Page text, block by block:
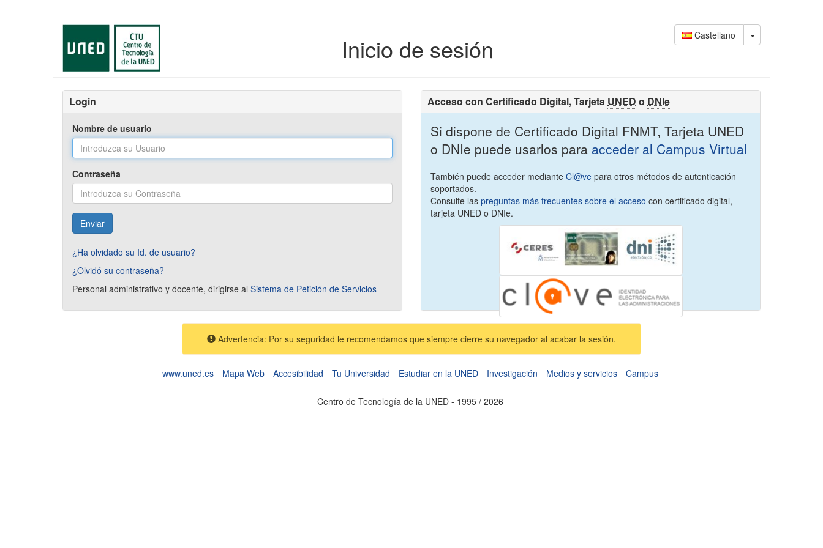
Castellano
Inicio de sesión
Login
Nombre de usuario
Contraseña
¿Ha olvidado su Id. de usuario?
¿Olvidó su contraseña?
Personal administrativo y docente, dirigirse al Sistema de Petición de Servicios
Acceso con Certificado Digital, Tarjeta UNED o DNIe
Si dispone de Certificado Digital FNMT, Tarjeta UNED
o DNIe puede usarlos para acceder al Campus Virtual
También puede acceder mediante Cl@ve para otros métodos de autenticación
soportados.
Consulte las preguntas más frecuentes sobre el acceso con certificado digital,
tarjeta UNED o DNIe.
Advertencia:
Advertencia: Por su seguridad le recomendamos que siempre cierre su navegador al acabar la sesión.
www.uned.es Mapa Web Accesibilidad Tu Universidad Estudiar en la UNED Investigación Medios y servicios Campus
Centro de Tecnología de la UNED - 1995 / 2026